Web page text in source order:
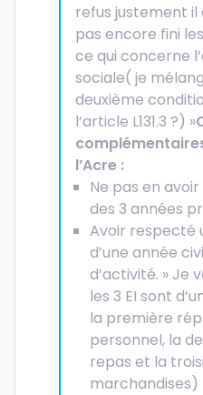
refus justement il
pas encore fini
ce qui concerne
sociale( je
deuxième
l’article L131.3 ?) »
l’Acre :
Ne pas en
des 3 années
Avoir respecté
d’une année
d’activité. » Je
les 3 EI sont
la première
personnel, la
repas et la
marchandises)